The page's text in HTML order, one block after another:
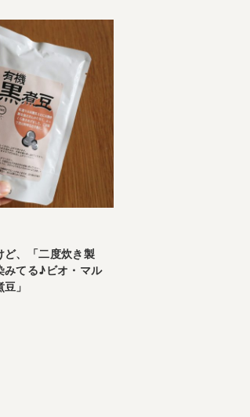
ど、「二度炊き製
みてる♪ビオ・マル
」